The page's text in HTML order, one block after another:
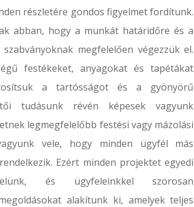
részletére gondos figyelmet fordítunk.
abban, hogy a munkát határidőre és a
megfelelően végezzük el.
festékeket, anyagokat és tapétákat
a tartósságot és a gyönyörű
tudásunk révén képesek vagyunk
legmegfelelőbb festési vagy mázolási
vele, hogy minden ügyfél más
Ezért minden projektet egyedi
és ügyfeleinkkel szorosan
alakítunk ki, amelyek teljes